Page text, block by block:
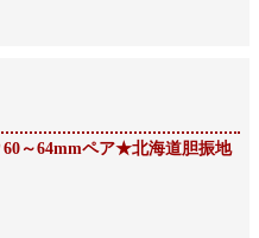
～64mmペア★北海道胆振地